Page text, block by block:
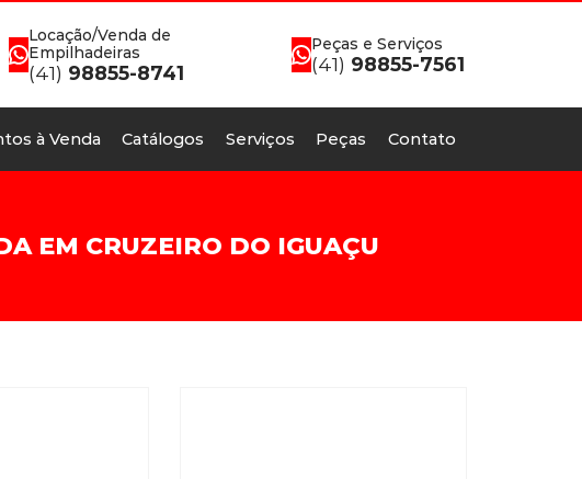
Locação/Venda de
Empilhadeiras
(41) 98855-8741
Peças e Serviços
(41) 98855-7561
à Venda Catálogos Serviços Peças Contato
EM CRUZEIRO DO IGUAÇU